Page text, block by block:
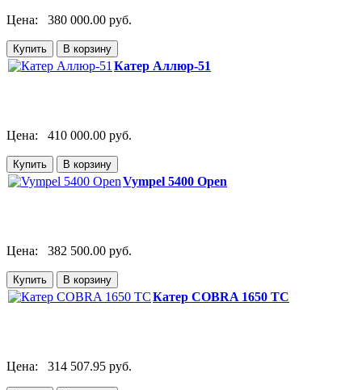
Цена: 380 000.00 руб.
Катер Аллюр-51
Цена: 410 000.00 руб.
Vympel 5400 Open
Цена: 382 500.00 руб.
Катер COBRA 1650 TC
Цена: 314 507.95 руб.